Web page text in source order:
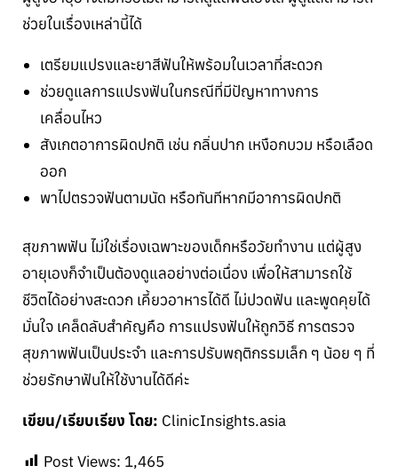
ช่วยในเรื่องเหล่านี้ได้
เตรียมแปรงและยาสีฟันให้พร้อมในเวลาที่สะดวก
ช่วยดูแลการแปรงฟันในกรณีที่มีปัญหาทางการ
เคลื่อนไหว
สังเกตอาการผิดปกติ เช่น กลิ่นปาก เหงือกบวม หรือเลือด
ออก
พาไปตรวจฟันตามนัด หรือทันทีหากมีอาการผิดปกติ
สุขภาพฟัน ไม่ใช่เรื่องเฉพาะของเด็กหรือวัยทำงาน แต่ผู้สูง
อายุเองก็จำเป็นต้องดูแลอย่างต่อเนื่อง เพื่อให้สามารถใช้
ชีวิตได้อย่างสะดวก เคี้ยวอาหารได้ดี ไม่ปวดฟัน และพูดคุยได้
มั่นใจ เคล็ดลับสำคัญคือ การแปรงฟันให้ถูกวิธี การตรวจ
สุขภาพฟันเป็นประจำ และการปรับพฤติกรรมเล็ก ๆ น้อย ๆ ที่
ช่วยรักษาฟันให้ใช้งานได้ดีค่ะ
เขียน/เรียบเรียง โดย: ClinicInsights.asia
Post Views: 1,465